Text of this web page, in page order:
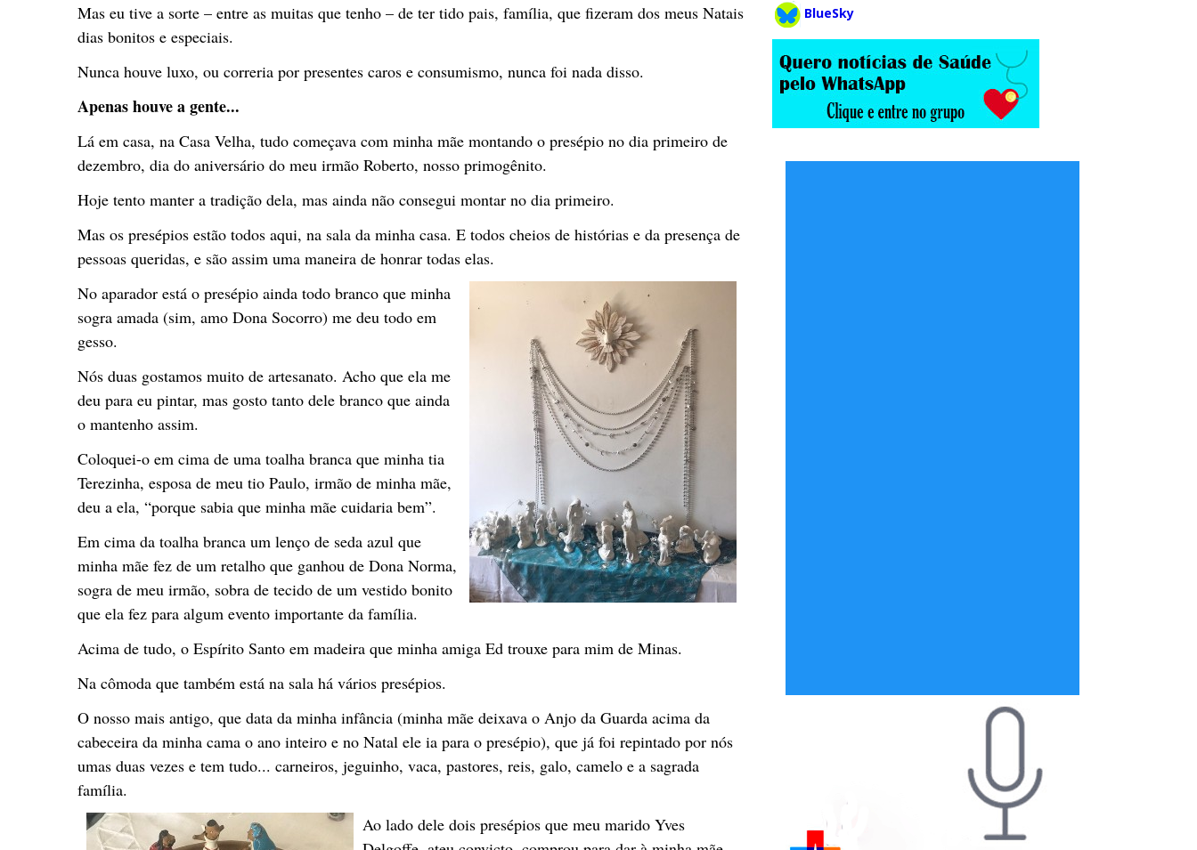
Mas eu tive a sorte – entre as muitas que tenho – de ter tido pais, família, que fizeram dos meus Natais
dias bonitos e especiais.
Nunca houve luxo, ou correria por presentes caros e consumismo, nunca foi nada disso.
Apenas houve a gente...
Lá em casa, na Casa Velha, tudo começava com minha mãe montando o presépio no dia primeiro de
dezembro, dia do aniversário do meu irmão Roberto, nosso primogênito.
Hoje tento manter a tradição dela, mas ainda não consegui montar no dia primeiro.
Mas os presépios estão todos aqui, na sala da minha casa. E todos cheios de histórias e da presença de
pessoas queridas, e são assim uma maneira de honrar todas elas.
No aparador está o presépio ainda todo branco que minha
sogra amada (sim, amo Dona Socorro) me deu todo em
gesso.
Nós duas gostamos muito de artesanato. Acho que ela me
deu para eu pintar, mas gosto tanto dele branco que ainda
o mantenho assim.
Coloquei-o em cima de uma toalha branca que minha tia
Terezinha, esposa de meu tio Paulo, irmão de minha mãe,
deu a ela, “porque sabia que minha mãe cuidaria bem”.
Em cima da toalha branca um lenço de seda azul que
minha mãe fez de um retalho que ganhou de Dona Norma,
sogra de meu irmão, sobra de tecido de um vestido bonito
que ela fez para algum evento importante da família.
Acima de tudo, o Espírito Santo em madeira que minha amiga Ed trouxe para mim de Minas.
Na cômoda que também está na sala há vários presépios.
O nosso mais antigo, que data da minha infância (minha mãe deixava o Anjo da Guarda acima da
cabeceira da minha cama o ano inteiro e no Natal ele ia para o presépio), que já foi repintado por nós
umas duas vezes e tem tudo... carneiros, jeguinho, vaca, pastores, reis, galo, camelo e a sagrada
família.
Ao lado dele dois presépios que meu marido Yves
BlueSky